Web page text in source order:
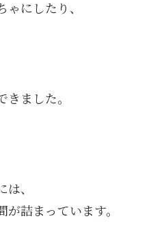
にしたり、
ました。
、
詰まっています。